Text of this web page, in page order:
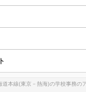
道本線(東京－熱海)の学校事務の